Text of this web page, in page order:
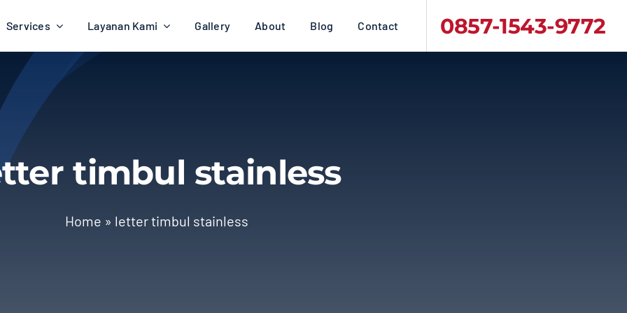
Services Layanan Kami Gallery About Blog Contact 0857-1543-9772
timbul stainless
Home » letter timbul stainless